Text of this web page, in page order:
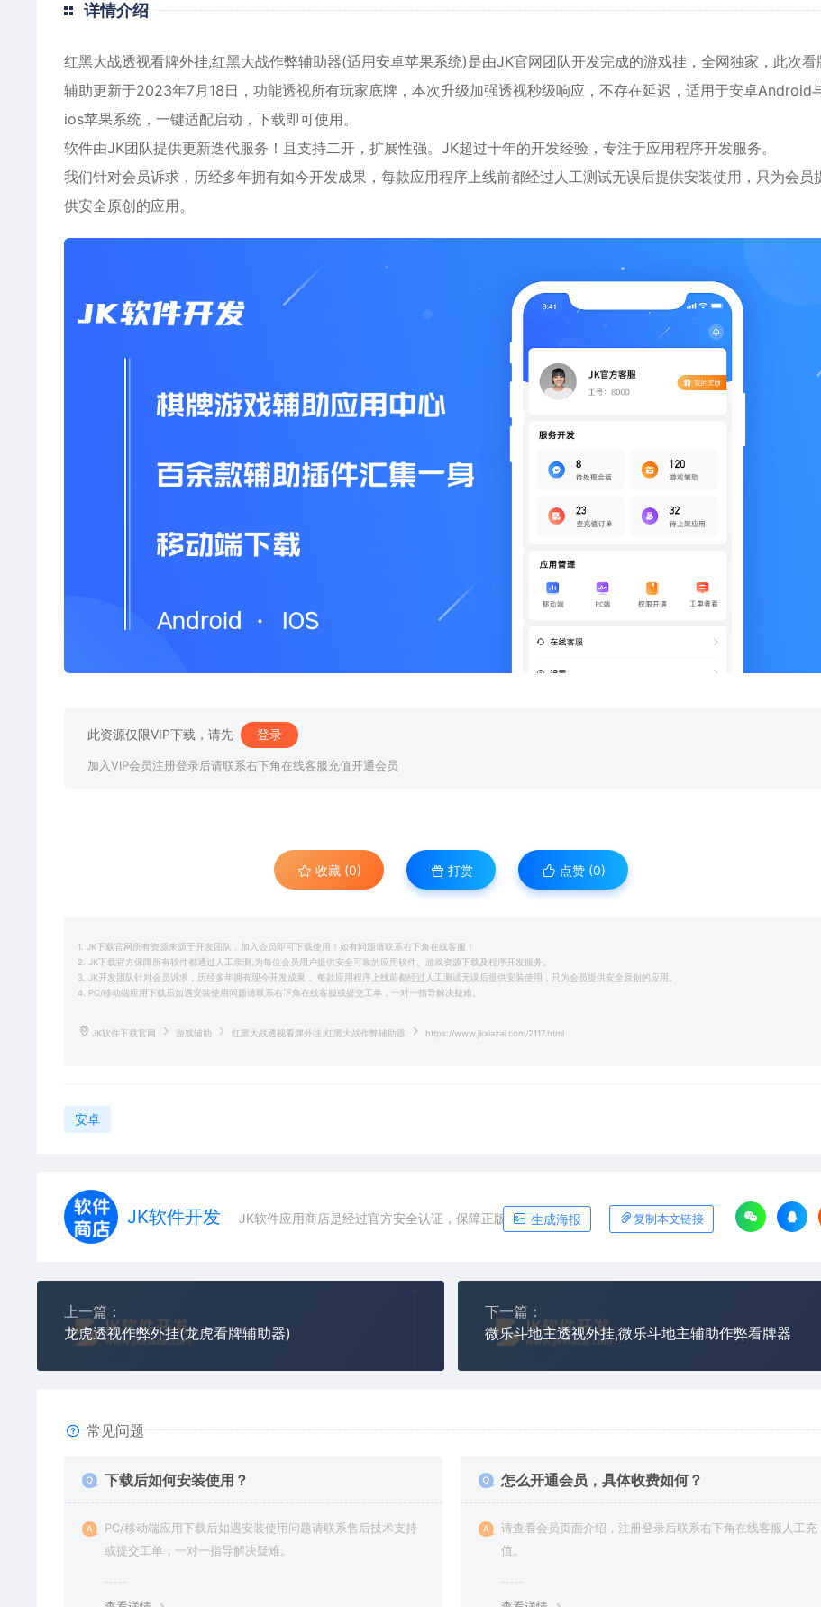
详情介绍
红黑大战透视看牌外挂,红黑大战作弊辅助器(适用安卓苹果系统)是由JK官网团队开发完成的游戏挂，全网独家，此次看
辅助更新于2023年7月18日，功能透视所有玩家底牌，本次升级加强透视秒级响应，不存在延迟，适用于安卓Android
ios苹果系统，一键适配启动，下载即可使用。
软件由JK团队提供更新迭代服务！且支持二开，扩展性强。JK超过十年的开发经验，专注于应用程序开发服务。
我们针对会员诉求，历经多年拥有如今开发成果，每款应用程序上线前都经过人工测试无误后提供安装使用，只为会员
供安全原创的应用。
此资源仅限VIP下载，请先 登录
加入VIP会员注册登录后请联系右下角在线客服充值开通会员
收藏 (0) 打赏 点赞 (0)
1. JK下载官网所有资源来源于开发团队，加入会员即可下载使用！如有问题请联系右下角在线客服！
2. JK下载官方保障所有软件都通过人工亲测,为每位会员用户提供安全可靠的应用软件、游戏资源下载及程序开发服务。
3. JK开发团队针对会员诉求，历经多年拥有现今开发成果， 每款应用程序上线前都经过人工测试无误后提供安装使用，只为会员提供安全原创的应用。
4. PC/移动端应用下载后如遇安装使用问题请联系右下角在线客服或提交工单，一对一指导解决疑难。
JK软件下载官网 游戏辅助 红黑大战透视看牌外挂,红黑大战作弊辅助器 https://www.jkxiazai.com/2117.html
安卓
JK软件开发 JK软件应用商店是经过官方安全认证，保障正版软件平台生成海报 复制本文链接
上一篇：
龙虎透视作弊外挂(龙虎看牌辅助器)
下一篇：
微乐斗地主透视外挂,微乐斗地主辅助作弊看牌器
常见问题
下载后如何安装使用？
PC/移动端应用下载后如遇安装使用问题请联系售后技术支持
或提交工单，一对一指导解决疑难。
怎么开通会员，具体收费如何？
请查看会员页面介绍，注册登录后联系右下角在线客服人工充
值。